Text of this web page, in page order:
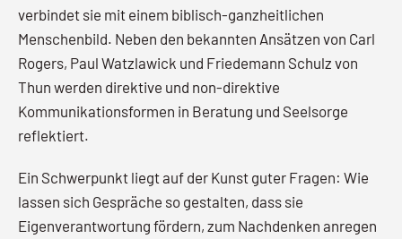
verbindet sie mit einem biblisch-ganzheitlichen
Menschenbild. Neben den bekannten Ansätzen von Carl
Rogers, Paul Watzlawick und Friedemann Schulz von
Thun werden direktive und non-direktive
Kommunikationsformen in Beratung und Seelsorge
reflektiert.
Ein Schwerpunkt liegt auf der Kunst guter Fragen: Wie
lassen sich Gespräche so gestalten, dass sie
Eigenverantwortung fördern, zum Nachdenken anregen